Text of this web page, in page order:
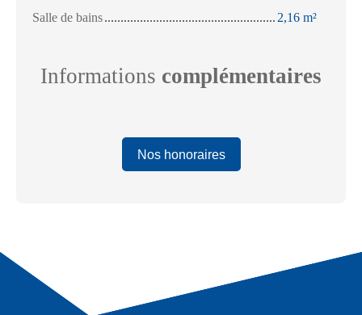
Salle de bains
2,16 m²
Informations complémentaires
Nos honoraires